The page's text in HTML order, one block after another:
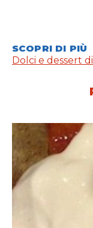
SCOPRI DI PIÙ
Dolci e dessert